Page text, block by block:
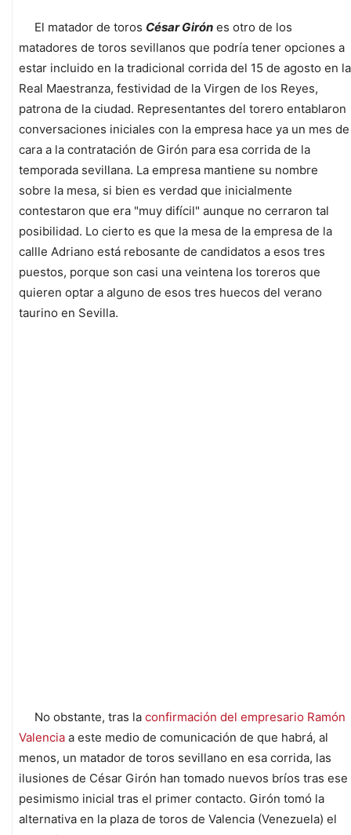
El matador de toros César Girón es otro de los
matadores de toros sevillanos que podría tener opciones a
estar incluido en la tradicional corrida del 15 de agosto en la
Real Maestranza, festividad de la Virgen de los Reyes,
patrona de la ciudad. Representantes del torero entablaron
conversaciones iniciales con la empresa hace ya un mes de
cara a la contratación de Girón para esa corrida de la
temporada sevillana. La empresa mantiene su nombre
sobre la mesa, si bien es verdad que inicialmente
contestaron que era "muy difícil" aunque no cerraron tal
posibilidad. Lo cierto es que la mesa de la empresa de la
callle Adriano está rebosante de candidatos a esos tres
puestos, porque son casi una veintena los toreros que
quieren optar a alguno de esos tres huecos del verano
taurino en Sevilla.
No obstante, tras la confirmación del empresario Ramón
Valencia a este medio de comunicación de que habrá, al
menos, un matador de toros sevillano en esa corrida, las
ilusiones de César Girón han tomado nuevos bríos tras ese
pesimismo inicial tras el primer contacto. Girón tomó la
alternativa en la plaza de toros de Valencia (Venezuela) el